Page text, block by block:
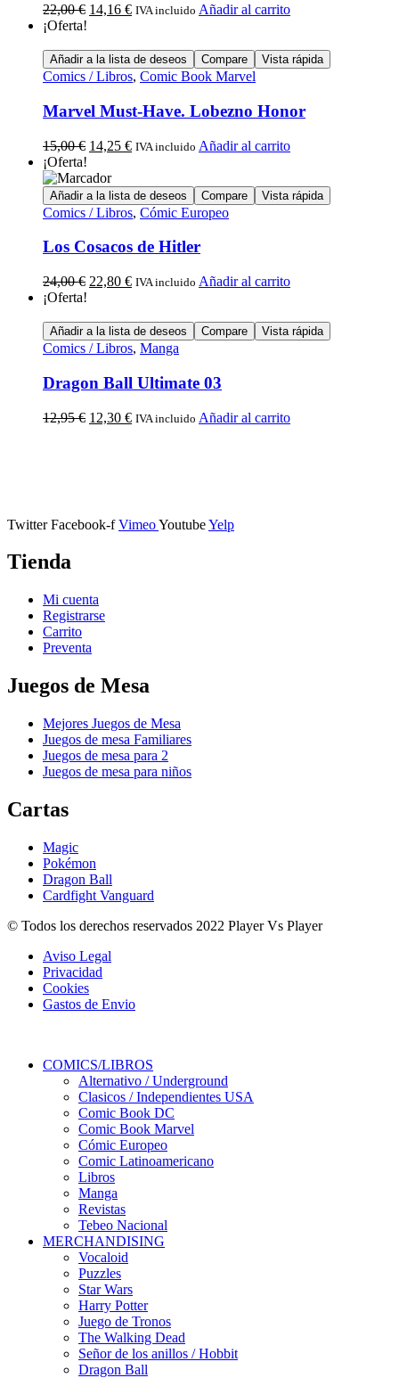
22,00€ 14,16 € IVA incluido Añadir al carrito
¡Oferta!
Añadir a la lista de deseos Compare Vista rápida
Comics / Libros, Comic Book Marvel
Marvel Must-Have. Lobezno Honor
15,00€ 14,25 € IVA incluido Añadir al carrito
¡Oferta!
Añadir a la lista de deseos Compare Vista rápida
Comics / Libros, Cómic Europeo
Los Cosacos de Hitler
24,00€ 22,80 € IVA incluido Añadir al carrito
¡Oferta!
Añadir a la lista de deseos Compare Vista rápida
Comics / Libros, Manga
Dragon Ball Ultimate 03
12,95€ 12,30 € IVA incluido Añadir al carrito
Twitter Facebook-f VimeoYoutubeYelp
Tienda
Mi cuenta
Registrarse
Carrito
Preventa
Juegos de Mesa
Mejores Juegos de Mesa
Juegos de mesa Familiares
Juegos de mesa para 2
Juegos de mesa para niños
Cartas
Magic
Pokémon
Dragon Ball
Cardfight Vanguard
© Todos los derechos reservados 2022 Player Vs Player
Aviso Legal
Privacidad
Cookies
Gastos de Envio
COMICS/LIBROS
Alternativo / Underground
Clasicos / Independientes USA
Comic Book DC
Comic Book Marvel
Cómic Europeo
Comic Latinoamericano
Libros
Manga
Revistas
Tebeo Nacional
MERCHANDISING
Vocaloid
Puzzles
Star Wars
Harry Potter
Juego de Tronos
The Walking Dead
Señor de los anillos / Hobbit
Dragon Ball